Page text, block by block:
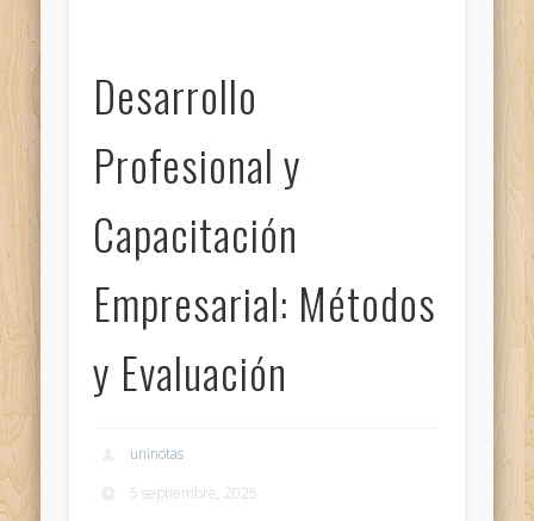
Desarrollo
Profesional y
Capacitación
Empresarial: Métodos
y Evaluación
uninotas
5 septiembre, 2025